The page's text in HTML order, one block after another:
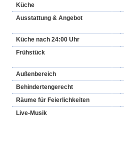
Küche
Ausstattung & Angebot
Küche nach 24:00 Uhr
Frühstück
Außenbereich
Behindertengerecht
Räume für Feierlichkeiten
Live-Musik